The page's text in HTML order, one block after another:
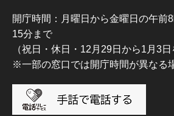
開庁時間：月曜日から金曜日の午前
15分まで
（祝日・休日・12月29日から1月3日
※一部の窓口では開庁時間が異なる